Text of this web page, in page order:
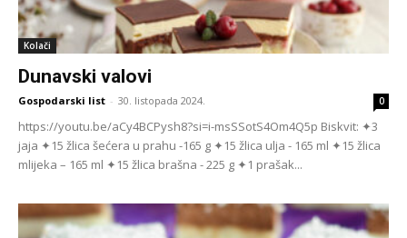
Kolači
Dunavski valovi
Gospodarski list - 30. listopada 2024. 0
https://youtu.be/aCy4BCPysh8?si=i-msSSotS4Om4Q5p Biskvit: ✦3
jaja ✦15 žlica šećera u prahu -165 g ✦15 žlica ulja - 165 ml ✦15 žlica
mlijeka – 165 ml ✦15 žlica brašna - 225 g ✦1 prašak...